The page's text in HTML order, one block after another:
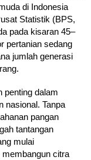
di Indonesia
Statistik (BPS,
pada kisaran 45–
pertanian sedang
jumlah generasi
penting dalam
nasional. Tanpa
pangan
tantangan
mulai
citra